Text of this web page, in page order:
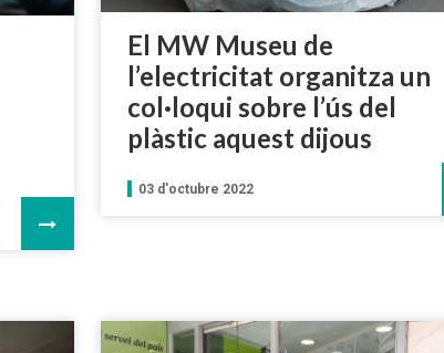
El MW Museu de
l’electricitat organitza un
col·loqui sobre l’ús del
plàstic aquest dijous
03 d'octubre 2022